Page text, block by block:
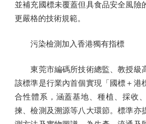
並補充國標未覆蓋但具食品安全風險
更嚴格的技術規範。
污染檢測加入香港獨有指標
東莞市編碼所技術總監、教授級高
該標準是行業內首個實現「國標＋港
合性體系，涵蓋基地、種植、採收
揀、檢測及溯源等八大環節。標準亦